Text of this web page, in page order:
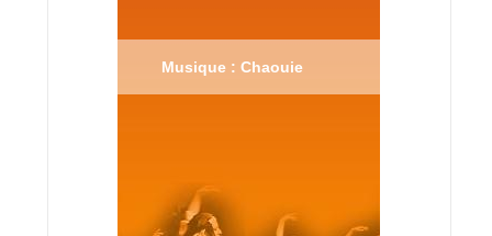
Musique : Chaouie